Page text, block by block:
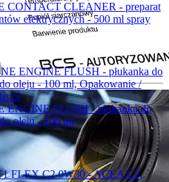
CONTACT CLEANER - preparat
elektrycznych - 500 ml spray
ENGINE FLUSH - płukanka do
oleju - 100 ml